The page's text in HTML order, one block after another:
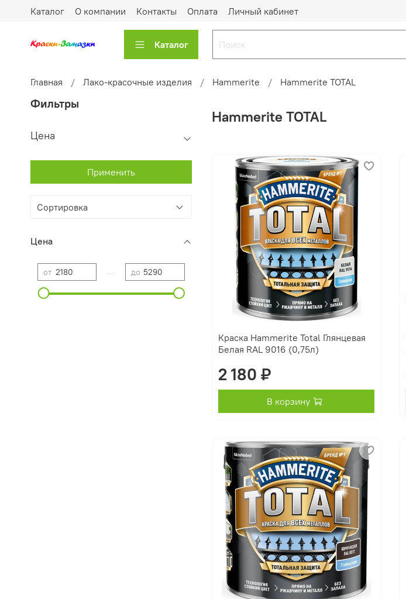
Каталог О компании Контакты Оплата Личный кабинет
Каталог
Главная Лако-красочные изделия Hammerite Hammerite TOTAL
Hammerite TOTAL
Краска Hammerite Total Глянцевая
Белая RAL 9016 (0,75л)
2 180 ₽
В корзину
Фильтры
Цена
Применить
Цена
от до